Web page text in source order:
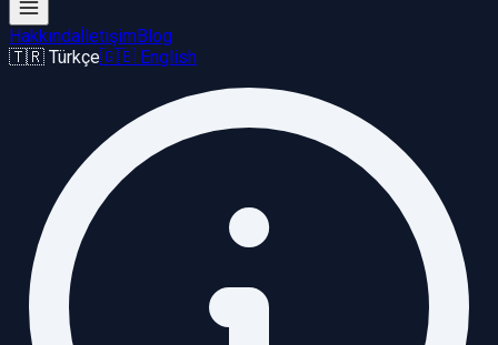
HakkındaİletişimBlog
🇹🇷 Türkçe🇬🇧 English